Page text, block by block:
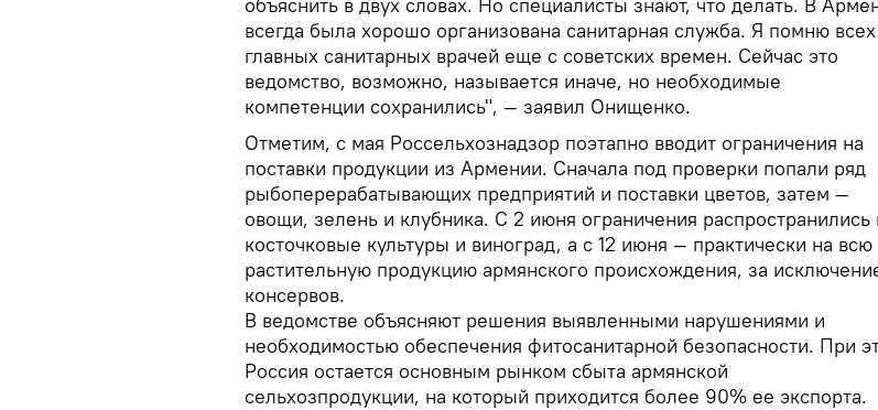
всегда была хорошо организована санитарная служба. Я помню всех
главных санитарных врачей еще с советских времен. Сейчас это
ведомство, возможно, называется иначе, но необходимые
компетенции сохранились", — заявил Онищенко.
Отметим, с мая Россельхознадзор поэтапно вводит ограничения на
поставки продукции из Армении. Сначала под проверки попали ряд
рыбоперерабатывающих предприятий и поставки цветов, затем —
овощи, зелень и клубника. С 2 июня ограничения распространились
косточковые культуры и виноград, а с 12 июня — практически на всю
растительную продукцию армянского происхождения, за
консервов.
В ведомстве объясняют решения выявленными нарушениями и
необходимостью обеспечения фитосанитарной безопасности. При
Россия остается основным рынком сбыта армянской
сельхозпродукции, на который приходится более 90% ее экспорта.